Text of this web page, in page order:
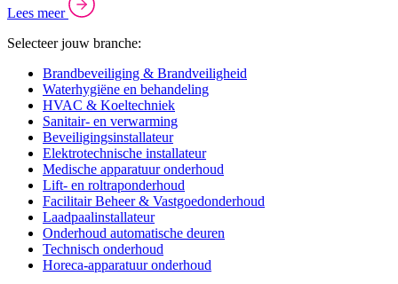
Lees meer
Selecteer jouw branche:
Brandbeveiliging & Brandveiligheid
Waterhygiëne en behandeling
HVAC & Koeltechniek
Sanitair- en verwarming
Beveiligingsinstallateur
Elektrotechnische installateur
Medische apparatuur onderhoud
Lift- en roltraponderhoud
Facilitair Beheer & Vastgoedonderhoud
Laadpaalinstallateur
Onderhoud automatische deuren
Technisch onderhoud
Horeca-apparatuur onderhoud